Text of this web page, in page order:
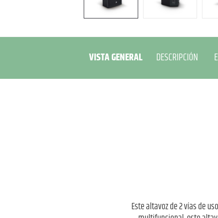
VISTA GENERAL DESCRIPCIÓN
Este altavoz de 2 vías de